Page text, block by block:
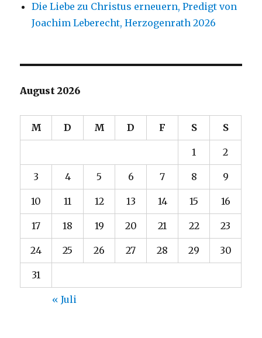
Die Liebe zu Christus erneuern, Predigt von
Joachim Leberecht, Herzogenrath 2026
August 2026
M D M D F S S
1 2
3 4 5 6 7 8 9
10 11 12 13 14 15 16
17 18 19 20 21 22 23
24 25 26 27 28 29 30
31
« Juli